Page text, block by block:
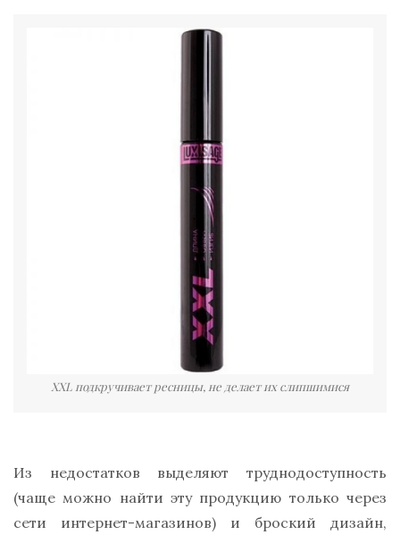
XXL подкручивает ресницы, не делает их слипшимися
Из недостатков выделяют труднодоступность
(чаще можно найти эту продукцию только через
сети интернет-магазинов) и броский дизайн,